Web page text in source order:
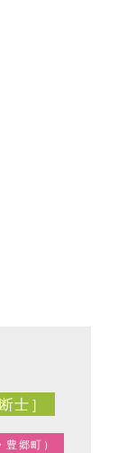
郷町）
士］